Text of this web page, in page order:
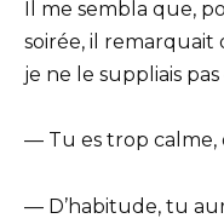
Il me sembla que,
soirée, il remarquait
je ne le suppliais pas
— Tu es trop calme,
— D’habitude, tu